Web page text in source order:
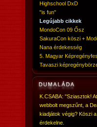
Highschool DxD
"is fun"
Legújabb cikkek
MondoCon 09 Ősz
SakuraCon köszi +
Nana érdekesség
5. Magyar
Tavaszi
K.CSABA: "Sziasztok!
webbolt megszűnt, a
kiadjátok végig? Köszi
érdekelne.